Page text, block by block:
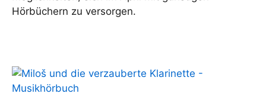
Hörbüchern zu versorgen.